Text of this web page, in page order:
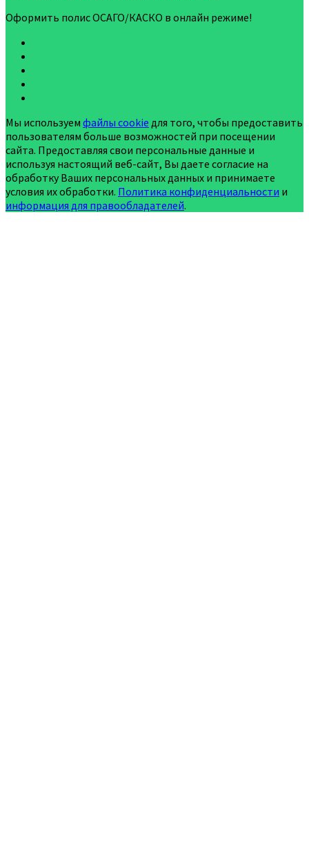
Оформить полис ОСАГО/КАСКО в онлайн режиме!
Мы используем файлы cookie для того, чтобы предоставить
пользователям больше возможностей при посещении
сайта. Предоставляя свои персональные данные и
используя настоящий веб-сайт, Вы даете согласие на
обработку Ваших персональных данных и принимаете
условия их обработки. Политика конфиденциальности и
информация для правообладателей.